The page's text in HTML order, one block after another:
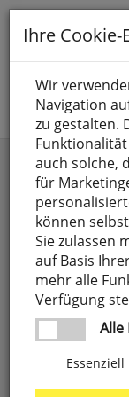
Toggle
Suche
BUSCH-
Ihre
Wir
Navigation
zu gestalten.
auch solche,
für
können
Sie zulassen
auf Basis
mehr alle
Verfügung
Alle
Essenziell